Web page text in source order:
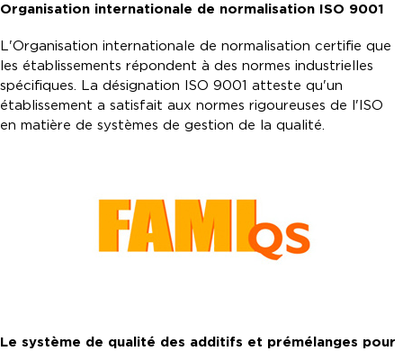
Organisation internationale de normalisation ISO 9001
L'Organisation internationale de normalisation certifie que
les établissements répondent à des normes industrielles
spécifiques. La désignation ISO 9001 atteste qu'un
établissement a satisfait aux normes rigoureuses de l'ISO
en matière de systèmes de gestion de la qualité.
Le système de qualité des additifs et prémélanges pour